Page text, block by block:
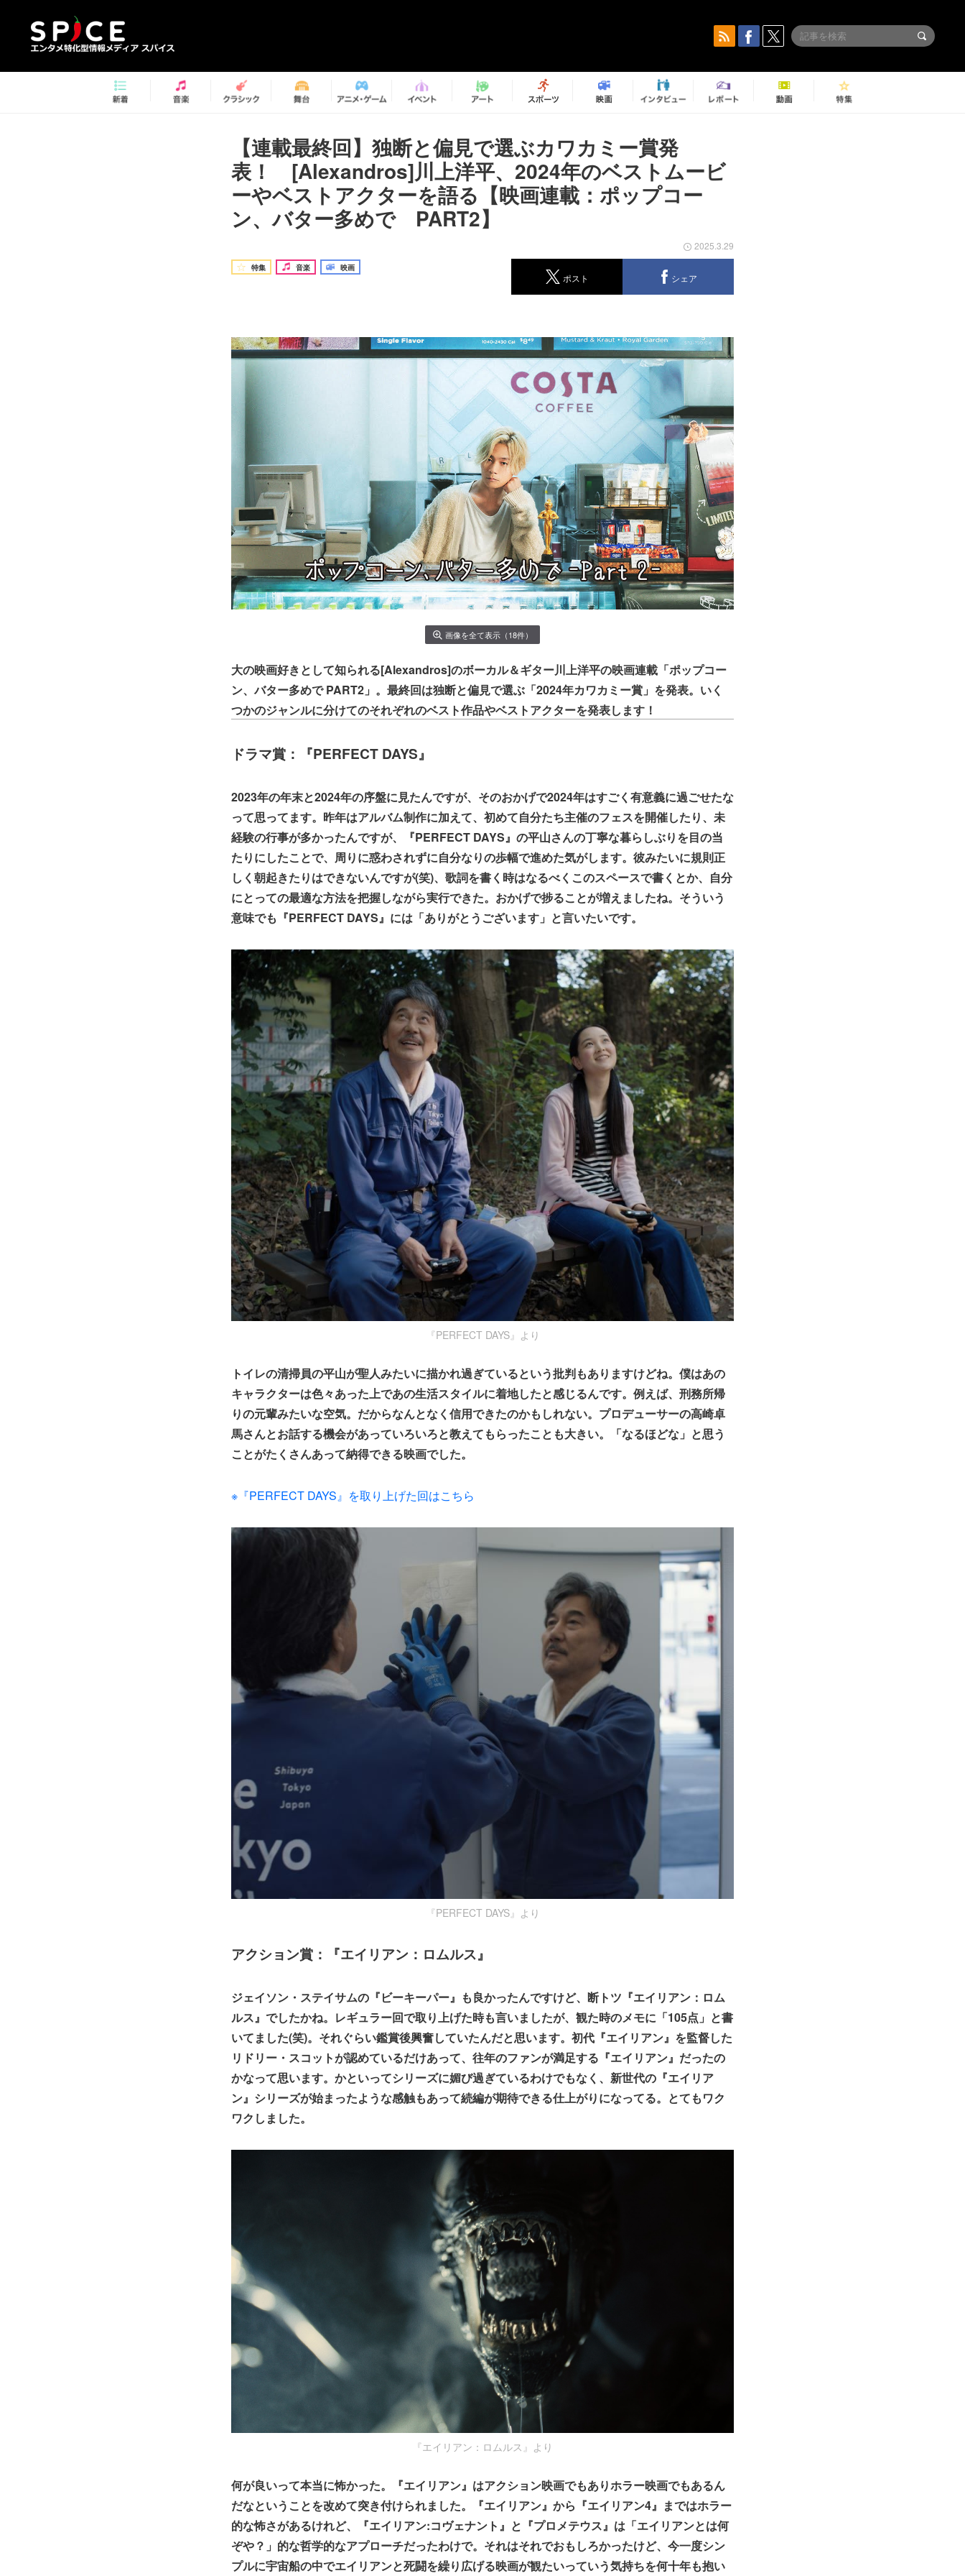
【連載最終回】独断と偏見で選ぶカワカミー賞発
表！ [Alexandros]川上洋平、2024年のベストムービ
ーやベストアクターを語る【映画連載：ポップコー
ン、バター多めで PART2】
特集 音楽 映画
2025.3.29
ポスト シェア
画像を全て表示（18件）
大の映画好きとして知られる[Alexandros]のボーカル＆ギター川上洋平の映画連載「ポップコー
ン、バター多めで PART2」。最終回は独断と偏見で選ぶ「2024年カワカミー賞」を発表。いく
つかのジャンルに分けてのそれぞれのベスト作品やベストアクターを発表します！
ドラマ賞：『PERFECT DAYS』
2023年の年末と2024年の序盤に見たんですが、そのおかげで2024年はすごく有意義に過ごせたな
って思ってます。昨年はアルバム制作に加えて、初めて自分たち主催のフェスを開催したり、未
経験の行事が多かったんですが、『PERFECT DAYS』の平山さんの丁寧な暮らしぶりを目の当
たりにしたことで、周りに惑わされずに自分なりの歩幅で進めた気がします。彼みたいに規則正
しく朝起きたりはできないんですが(笑)、歌詞を書く時はなるべくこのスペースで書くとか、自分
にとっての最適な方法を把握しながら実行できた。おかげで捗ることが増えましたね。そういう
意味でも『PERFECT DAYS』には「ありがとうございます」と言いたいです。
『PERFECT DAYS』より
トイレの清掃員の平山が聖人みたいに描かれ過ぎているという批判もありますけどね。僕はあの
キャラクターは色々あった上であの生活スタイルに着地したと感じるんです。例えば、刑務所帰
りの元輩みたいな空気。だからなんとなく信用できたのかもしれない。プロデューサーの高崎卓
馬さんとお話する機会があっていろいろと教えてもらったことも大きい。「なるほどな」と思う
ことがたくさんあって納得できる映画でした。
※『PERFECT DAYS』を取り上げた回はこちら
『PERFECT DAYS』より
アクション賞：『エイリアン：ロムルス』
ジェイソン・ステイサムの『ビーキーパー』も良かったんですけど、断トツ『エイリアン：ロム
ルス』でしたかね。レギュラー回で取り上げた時も言いましたが、観た時のメモに「105点」と書
いてました(笑)。それぐらい鑑賞後興奮していたんだと思います。初代『エイリアン』を監督した
リドリー・スコットが認めているだけあって、往年のファンが満足する『エイリアン』だったの
かなって思います。かといってシリーズに媚び過ぎているわけでもなく、新世代の『エイリア
ン』シリーズが始まったような感触もあって続編が期待できる仕上がりになってる。とてもワク
ワクしました。
『エイリアン：ロムルス』より
何が良いって本当に怖かった。『エイリアン』はアクション映画でもありホラー映画でもあるん
だなということを改めて突き付けられました。『エイリアン』から『エイリアン4』まではホラー
的な怖さがあるけれど、『エイリアン:コヴェナント』と『プロメテウス』は「エイリアンとは何
ぞや？」的な哲学的なアプローチだったわけで。それはそれでおもしろかったけど、今一度シン
プルに宇宙船の中でエイリアンと死闘を繰り広げる映画が観たいっていう気持ちを何十年も抱い